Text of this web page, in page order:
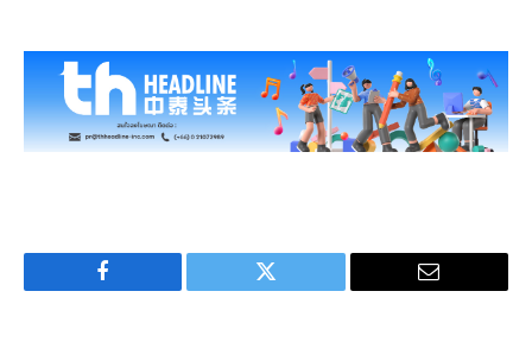
Facebook Twitter Email